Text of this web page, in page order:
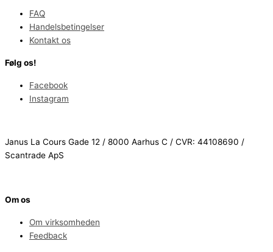
FAQ
Handelsbetingelser
Kontakt os
Følg os!
Facebook
Instagram
Janus La Cours Gade 12 / 8000 Aarhus C / CVR: 44108690 /
Scantrade ApS
Om os
Om virksomheden
Feedback